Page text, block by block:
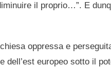
il proprio…”. E
oppressa e
europeo sotto il